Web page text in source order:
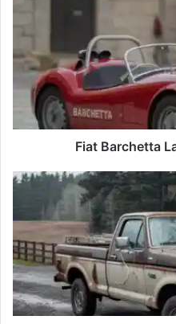
Lastik
Basıncı
Fiat Barchetta
Ford
Lastik
Hava
Basıncı